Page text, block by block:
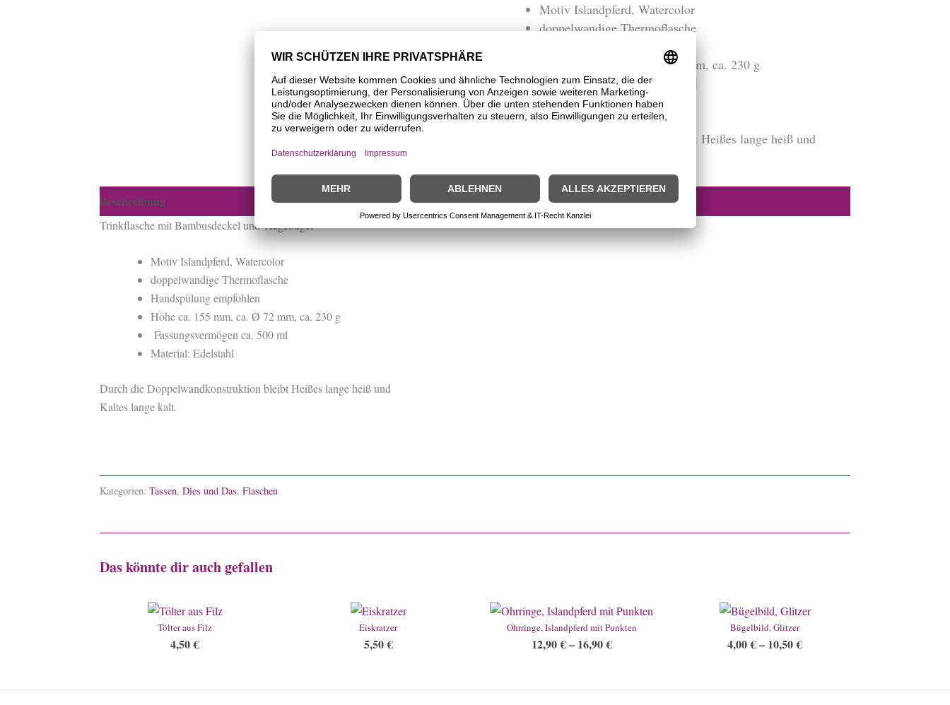
Motiv Islandpferd, Watercolor
doppelwandige Thermoflasche
Höhe ca. 155 mm, ca. Ø 72 mm, ca. 230 g
Fassungsvermögen ca. 500 ml
Material: Edelstahl
Durch die Doppelwandkonstruktion bleibt Heißes lange heiß und
Beschreibung Zusätzliche Informationen Produktsicherheit
Trinkflasche mit Bambusdeckel und Tragebügel
Motiv Islandpferd, Watercolor
doppelwandige Thermoflasche
Handspülung empfohlen
Höhe ca. 155 mm, ca. Ø 72 mm, ca. 230 g
Fassungsvermögen ca. 500 ml
Material: Edelstahl
Durch die Doppelwandkonstruktion bleibt Heißes lange heiß und
Kaltes lange kalt.
Kategorien: Tassen, Dies und Das, Flaschen
Das könnte dir auch gefallen
Tölter aus Filz
4,50€
Eiskratzer
5,50€
Ohrringe, Islandpferd mit Punkten
12,90€– 16,90€
Bügelbild, Glitzer
4,00€– 10,50€